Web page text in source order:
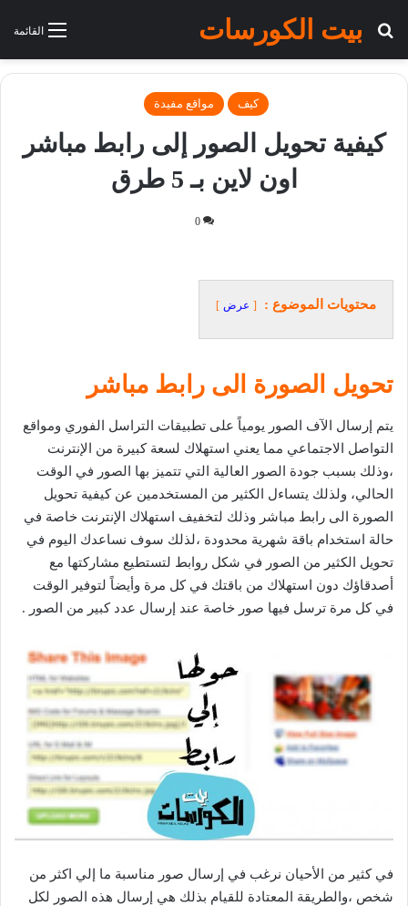
القائمة بيت الكورسات
بحث عن
كيف مواقع مفيدة
كيفية تحويل الصور إلى رابط مباشر
اون لاين بـ 5 طرق
0
محتويات الموضوع : عرض
تحويل الصورة الى رابط مباشر
يتم إرسال الآف الصور يومياً على تطبيقات التراسل الفوري ومواقع
التواصل الاجتماعي مما يعني استهلاك لسعة كبيرة من الإنترنت
،وذلك بسبب جودة الصور العالية التي تتميز بها الصور في الوقت
الحالي، ولذلك يتساءل الكثير من المستخدمين عن كيفية تحويل
الصورة الى رابط مباشر وذلك لتخفيف استهلاك الإنترنت خاصة في
حالة استخدام باقة شهرية محدودة ،لذلك سوف نساعدك اليوم في
تحويل الكثير من الصور في شكل روابط لتستطيع مشاركتها مع
أصدقاؤك دون استهلاك من باقتك في كل مرة وأيضاً لتوفير الوقت
في كل مرة ترسل فيها صور خاصة عند إرسال عدد كبير من الصور .
في كثير من الأحيان نرغب في إرسال صور مناسبة ما إلي اكثر من
شخص ،والطريقة المعتادة للقيام بذلك هي إرسال هذه الصور لكل